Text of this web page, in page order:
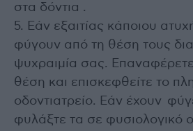
στα δόντια .
5. Εάν εξαιτίας κάποιου
φύγουν από τη θέση τους
ψυχραιμία σας.
θέση και επισκεφθείτε το
οδοντιατρείο. Εάν έχουν
φυλάξτε τα σε φυσιολογικό